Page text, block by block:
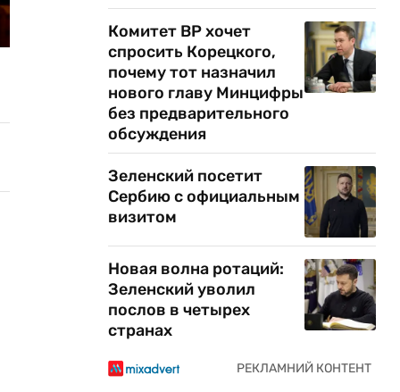
Комитет ВР хочет
спросить Корецкого,
почему тот назначил
нового главу Минцифры
без предварительного
обсуждения
Зеленский посетит
Сербию с официальным
визитом
Новая волна ротаций:
Зеленский уволил
послов в четырех
странах